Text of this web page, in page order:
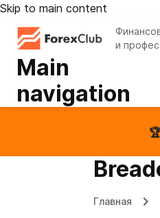
Skip to main content
и
Main
navigation
Главная